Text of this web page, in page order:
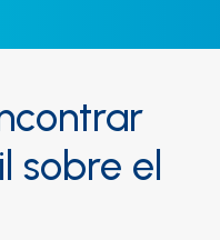
sobre el